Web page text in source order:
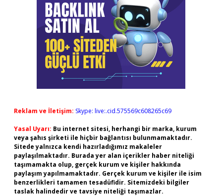
Reklam ve İletişim: Skype: live:.cid.575569c608265c69
Yasal Uyarı: Bu internet sitesi, herhangi bir marka, kurum
veya şahıs şirketi ile hiçbir bağlantısı bulunmamaktadır.
Sitede yalnızca kendi hazırladığımız makaleler
paylaşılmaktadır. Burada yer alan içerikler haber niteliği
taşımamakta olup, gerçek kurum ve kişiler hakkında
paylaşım yapılmamaktadır. Gerçek kurum ve kişiler ile isim
benzerlikleri tamamen tesadüfidir. Sitemizdeki bilgiler
taslak halindedir ve tavsiye niteliği taşımazlar.